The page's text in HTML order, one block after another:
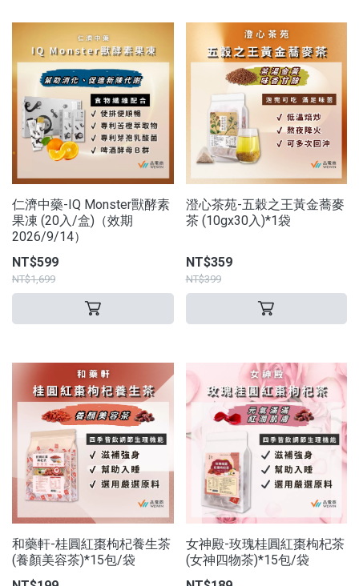
仁濟中藥-IQ Monster獸酵素
果凍 (20入/盒)（效期
2026/9/14）
NT$599
NT$1,699
澄心茶苑-五穀之王黃金蕎麥
茶 (10gx30入)*1袋
NT$359
NT$399
和藥軒-桂圓紅棗枸杞養生茶
(養顏美容茶)*15包/袋
女神殿-玫瑰桂圓紅棗枸杞茶
(女神四物茶)*15包/袋